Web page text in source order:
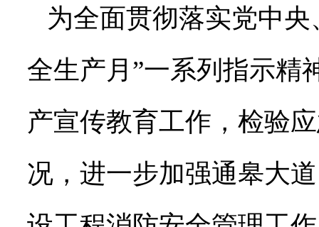
为全面贯彻落实党中
全生产月”一系列指示精
产宣传教育工作，检验
况，进一步加强通皋大